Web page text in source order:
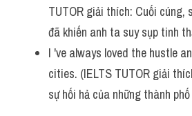
TUTOR giải thích: Cuối cúng,
đã khiến anh ta suy sụp tinh
I 've always loved the hustle
cities. (IELTS TUTOR giải
sự hối hả của những thành